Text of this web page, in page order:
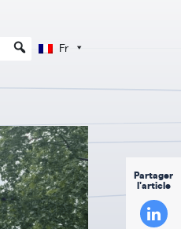
Fr
Partager
l'article